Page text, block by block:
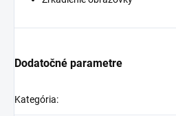
Dodatočné parametre
Kategória: